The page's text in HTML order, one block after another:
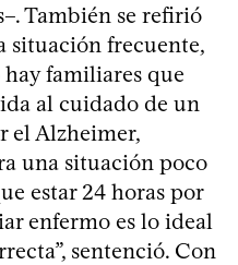
También se refirió
situación frecuente,
familiares que
al cuidado de un
el Alzheimer,
una situación poco
estar 24 horas por
enfermo es lo ideal
sentenció. Con